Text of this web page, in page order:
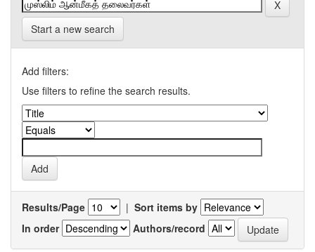
Start a new search
Add filters:
Use filters to refine the search results.
Results/Page | Sort items by
In order
Authors/record